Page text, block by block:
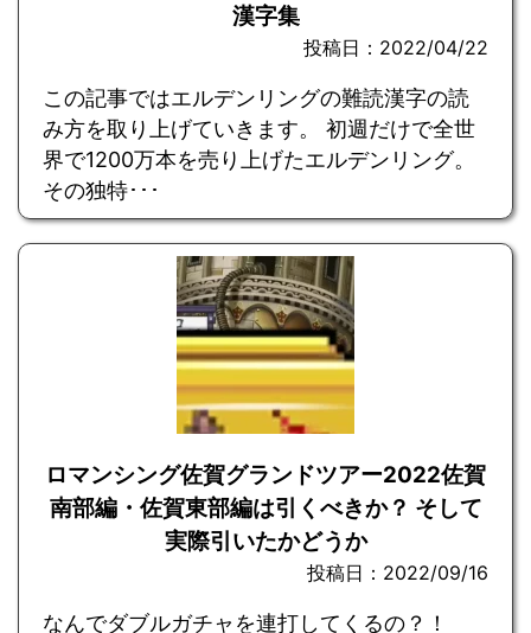
漢字集
投稿日：2022/04/22
この記事ではエルデンリングの難読漢字の読
み方を取り上げていきます。 初週だけで全世
界で1200万本を売り上げたエルデンリング。
その独特･･･
ロマンシング佐賀グランドツアー2022佐賀
南部編・佐賀東部編は引くべきか？ そして
実際引いたかどうか
投稿日：2022/09/16
なんでダブルガチャを連打してくるの？！